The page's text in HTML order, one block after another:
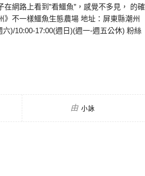
網路上看到”看鱷魚”，感覺不多見， 的確
不一樣鱷魚生態農場 地址：屏東縣潮州
)/10:00-17:00(週日)(週一-週五公休) 粉絲
由 小詠